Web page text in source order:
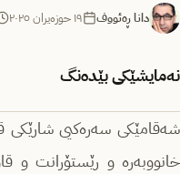
دانا ڕەئووف ١٩ حوزه‌یران ٢٠٢٥
نەمایشێکی بێدەنگ
شەقامێکی سەرەکیی شارێکی
خانووبەرە و رێستۆرانت و